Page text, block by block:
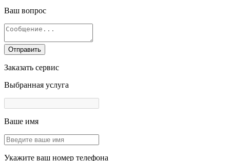
Ваш вопрос
Отправить
Заказать сервис
Выбранная услуга
Ваше имя
Укажите ваш номер телефона